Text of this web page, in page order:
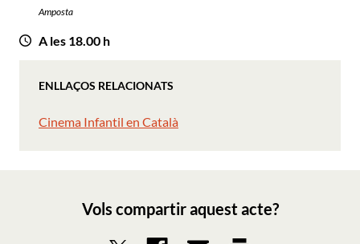
Amposta
A les 18.00 h
ENLLAÇOS RELACIONATS
Cinema Infantil en Català
Vols compartir aquest acte?